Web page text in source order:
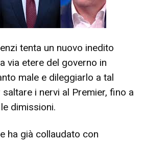
tenta un nuovo inedito
via etere del governo in
male e dileggiarlo a tal
i nervi al Premier, fino a
dimissioni.
ha già collaudato con